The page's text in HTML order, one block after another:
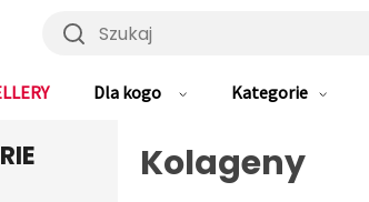
Szukaj
Dla kogo Kategorie
Kolageny